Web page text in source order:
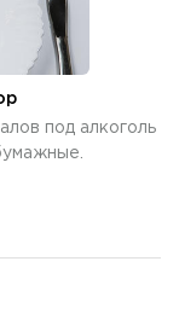
под алкоголь